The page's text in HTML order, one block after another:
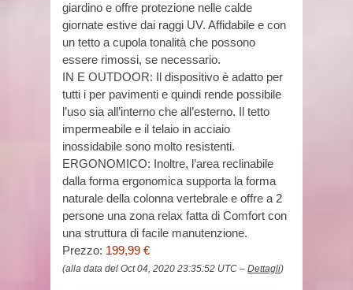
giardino e offre protezione nelle calde
giornate estive dai raggi UV. Affidabile e con
un tetto a cupola tonalità che possono
essere rimossi, se necessario.
IN E OUTDOOR: Il dispositivo è adatto per
tutti i per pavimenti e quindi rende possibile
l’uso sia all’interno che all’esterno. Il tetto
impermeabile e il telaio in acciaio
inossidabile sono molto resistenti.
ERGONOMICO: Inoltre, l’area reclinabile
dalla forma ergonomica supporta la forma
naturale della colonna vertebrale e offre a 2
persone una zona relax fatta di Comfort con
una struttura di facile manutenzione.
Prezzo: 199,99 €
(alla data del Oct 04, 2020 23:35:52 UTC – Dettagli)